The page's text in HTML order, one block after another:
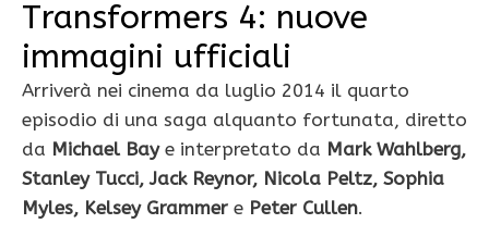
Transformers 4: nuove
immagini ufficiali
Arriverà nei cinema da luglio 2014 il quarto
episodio di una saga alquanto fortunata, diretto
da Michael Baye interpretato da Mark Wahlberg,
Stanley Tucci, Jack Reynor, Nicola Peltz, Sophia
Myles, Kelsey Grammer e Peter Cullen.